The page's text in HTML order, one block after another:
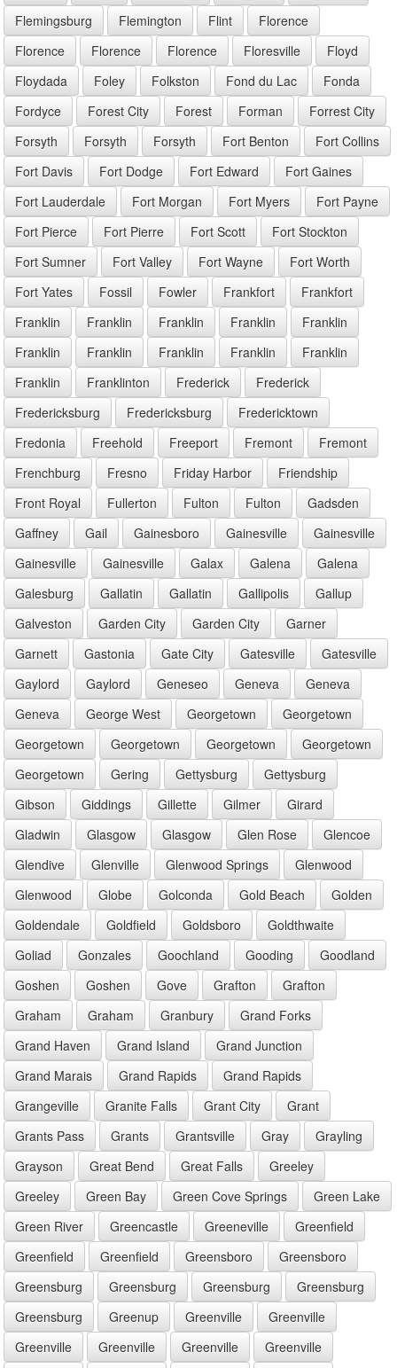
Flemingsburg
Flemington Flint
Florence
Florence
Florence Florence Floresville
Floyd
Floydada
Foley Folkston Fond du Lac
Fonda
Fordyce
Forest City Forest Forman
Forrest City
Forsyth
Forsyth Forsyth Fort Benton
Fort Collins
Fort Davis
Fort Dodge Fort Edward
Fort Gaines
Fort Lauderdale
Fort Morgan Fort Myers
Fort Payne
Fort Pierce
Fort Pierre Fort Scott
Fort Stockton
Fort Sumner
Fort Valley Fort Wayne
Fort Worth
Fort Yates
Fossil Fowler Frankfort
Frankfort
Franklin
Franklin Franklin Franklin
Franklin
Franklin
Franklin Franklin Franklin
Franklin
Franklin
Franklinton Frederick
Frederick
Fredericksburg
Fredericksburg
Fredericktown
Fredonia
Freehold Freeport Fremont
Fremont
Frenchburg
Fresno Friday Harbor
Friendship
Front Royal
Fullerton Fulton Fulton
Gadsden
Gaffney
Gail Gainesboro Gainesville
Gainesville
Gainesville
Gainesville Galax Galena
Galena
Galesburg
Gallatin Gallatin Gallipolis
Gallup
Galveston
Garden City Garden City
Garner
Garnett
Gastonia Gate City Gatesville
Gatesville
Gaylord
Gaylord Geneseo Geneva
Geneva
Geneva
George West Georgetown
Georgetown
Georgetown
Georgetown Georgetown
Georgetown
Georgetown
Gering Gettysburg
Gettysburg
Gibson
Giddings Gillette Gilmer
Girard
Gladwin
Glasgow Glasgow Glen Rose
Glencoe
Glendive
Glenville Glenwood Springs
Glenwood
Glenwood
Globe Golconda Gold Beach
Golden
Goldendale
Goldfield Goldsboro
Goldthwaite
Goliad
Gonzales Goochland Gooding
Goodland
Goshen
Goshen Gove Grafton
Grafton
Graham
Graham Granbury
Grand Forks
Grand Haven
Grand Island
Grand Junction
Grand Marais
Grand Rapids
Grand Rapids
Grangeville
Granite Falls Grant City
Grant
Grants Pass
Grants Grantsville Gray
Grayling
Grayson
Great Bend Great Falls
Greeley
Greeley
Green Bay Green Cove Springs
Green Lake
Green River
Greencastle Greeneville
Greenfield
Greenfield
Greenfield Greensboro
Greensboro
Greensburg
Greensburg Greensburg
Greensburg
Greensburg
Greenup Greenville
Greenville
Greenville
Greenville Greenville
Greenville